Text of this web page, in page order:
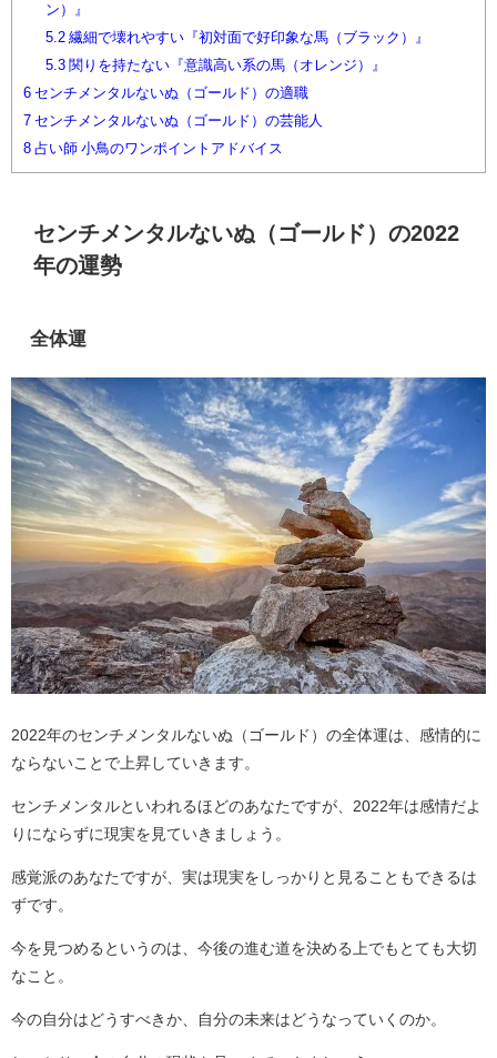
ン）』
5.2繊細で壊れやすい『初対面で好印象な馬（ブラック）』
5.3関りを持たない『意識高い系の馬（オレンジ）』
6 センチメンタルないぬ（ゴールド）の適職
7 センチメンタルないぬ（ゴールド）の芸能人
8 占い師 小鳥のワンポイントアドバイス
センチメンタルないぬ（ゴールド）の2022
年の運勢
全体運
2022年のセンチメンタルないぬ（ゴールド）の全体運は、感情的に
ならないことで上昇していきます。
センチメンタルといわれるほどのあなたですが、2022年は感情だよ
りにならずに現実を見ていきましょう。
感覚派のあなたですが、実は現実をしっかりと見ることもできるは
ずです。
今を見つめるというのは、今後の進む道を決める上でもとても大切
なこと。
今の自分はどうすべきか、自分の未来はどうなっていくのか。